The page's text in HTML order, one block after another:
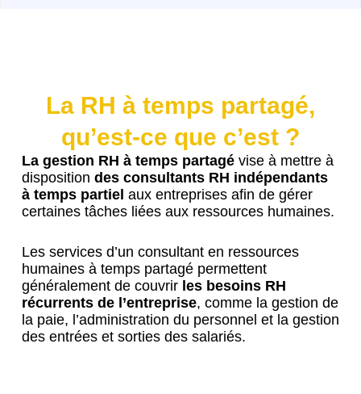
La RH à temps partagé,
qu’est-ce que c’est ?
La gestion RH à temps partagévise à mettre à
disposition des consultants RH indépendants
à temps partiel aux entreprises afin de gérer
certaines tâches liées aux ressources humaines.
Les services d’un consultant en ressources
humaines à temps partagé permettent
généralement de couvrirles besoins RH
récurrents de l’entreprise, comme la gestion de
la paie, l’administration du personnel et la gestion
des entrées et sorties des salariés.